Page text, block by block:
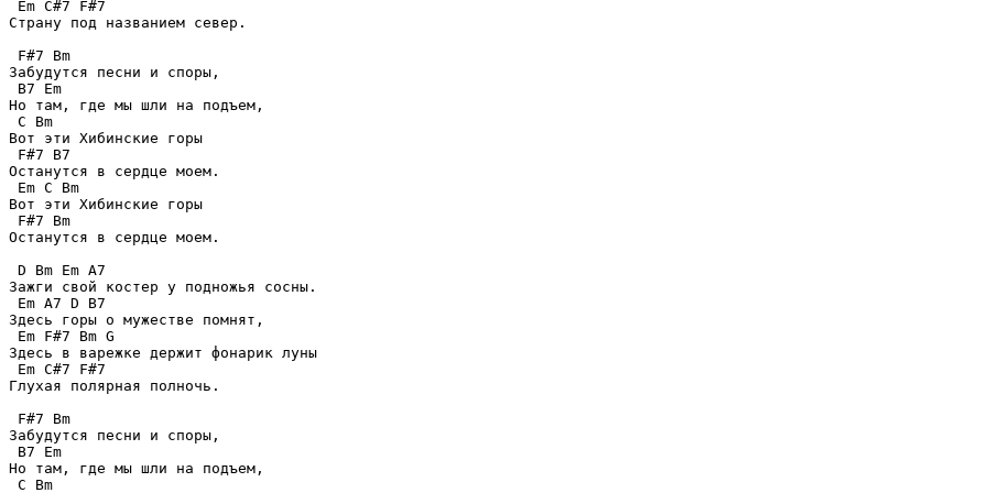
Em C#7 F#7
Страну под названием север.
F#7 Bm
Забудутся песни и споры,
B7 Em
Но там, где мы шли на подъем,
C Bm
Вот эти Хибинские горы
F#7 B7
Останутся в сердце моем.
Em C Bm
Вот эти Хибинские горы
F#7 Bm
Останутся в сердце моем.
D Bm Em A7
Зажги свой костер у подножья сосны.
Em A7 D B7
Здесь горы о мужестве помнят,
Em F#7 Bm G
Здесь в варежке держит фонарик луны
Em C#7 F#7
Глухая полярная полночь.
F#7 Bm
Забудутся песни и споры,
B7 Em
Но там, где мы шли на подъем,
C Bm